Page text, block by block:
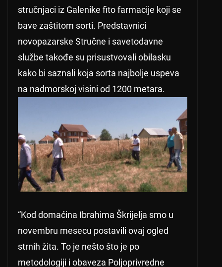
stručnjaci iz Galenike fito farmacije koji se
bave zaštitom sorti. Predstavnici
novopazarske Stručne i savetodavne
službe takođe su prisustvovali obilasku
kako bi saznali koja sorta najbolje uspeva
na nadmorskoj visini od 1200 metara.
“Kod domaćina Ibrahima Škrijelja smo u
novembru mesecu postavili ovaj ogled
strnih žita. To je nešto što je po
metodologiji i obaveza Poljoprivredne